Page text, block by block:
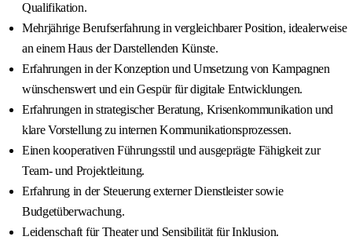
Qualifikation.
Mehrjährige Berufserfahrung in vergleichbarer Position, idealerweise
an einem Haus der Darstellenden Künste.
Erfahrungen in der Konzeption und Umsetzung von Kampagnen
wünschenswert und ein Gespür für digitale Entwicklungen.
Erfahrungen in strategischer Beratung, Krisenkommunikation und
klare Vorstellung zu internen Kommunikationsprozessen.
Einen kooperativen Führungsstil und ausgeprägte Fähigkeit zur
Team- und Projektleitung.
Erfahrung in der Steuerung externer Dienstleister sowie
Budgetüberwachung.
Leidenschaft für Theater und Sensibilität für Inklusion.